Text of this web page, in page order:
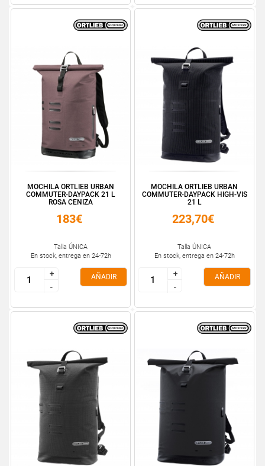
MOCHILA ORTLIEB URBAN
COMMUTER-DAYPACK 21 L
ROSA CENIZA
183€
Talla ÚNICA
En stock, entrega en 24-72h
+
-
+
-
AÑADIR
MOCHILA ORTLIEB URBAN
COMMUTER-DAYPACK HIGH-VIS
21 L
223,70€
Talla ÚNICA
En stock, entrega en 24-72h
+
-
+
-
AÑADIR